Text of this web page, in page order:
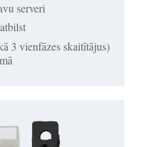
serveri
3 vienfāzes skaitītājus)